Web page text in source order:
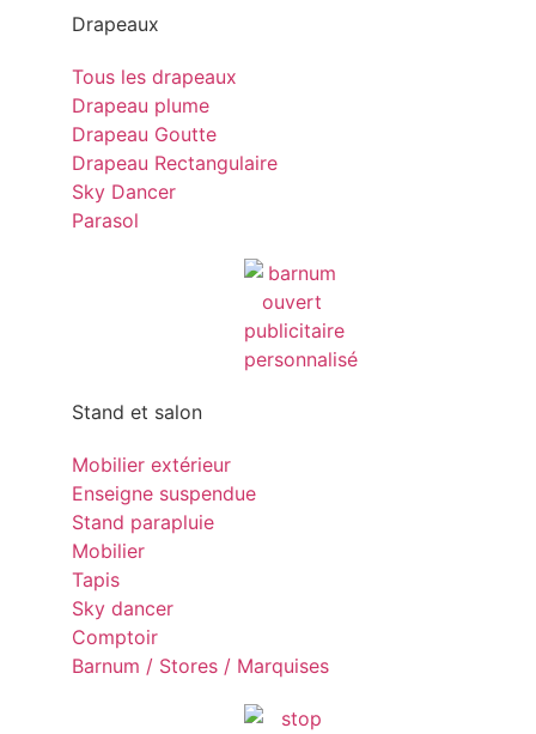
Drapeaux
Tous les drapeaux
Drapeau plume
Drapeau Goutte
Drapeau Rectangulaire
Sky Dancer
Parasol
Stand et salon
Mobilier extérieur
Enseigne suspendue
Stand parapluie
Mobilier
Tapis
Sky dancer
Comptoir
Barnum / Stores / Marquises